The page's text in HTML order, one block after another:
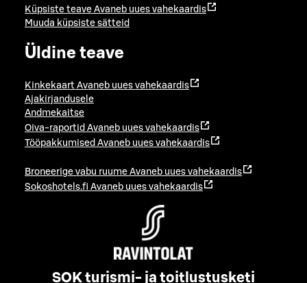
Küpsiste teave Avaneb uues vahekaardis
Muuda küpsiste sätteid
Üldine teave
Kinkekaart Avaneb uues vahekaardis
Ajakirjandusele
Andmekaitse
Oiva-raportid Avaneb uues vahekaardis
Tööpakkumised Avaneb uues vahekaardis
Broneerige vabu ruume Avaneb uues vahekaardis
Sokoshotels.fi Avaneb uues vahekaardis
SOK turismi- ja toitlustusketi